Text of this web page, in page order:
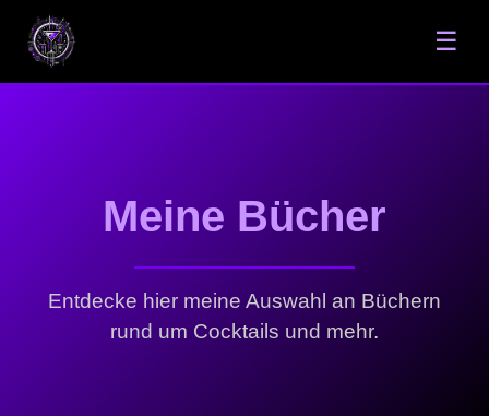
☰
Meine Bücher
Entdecke hier meine Auswahl an Büchern
rund um Cocktails und mehr.